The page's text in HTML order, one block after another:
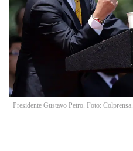
Presidente Gustavo Petro. Foto: Colprensa.